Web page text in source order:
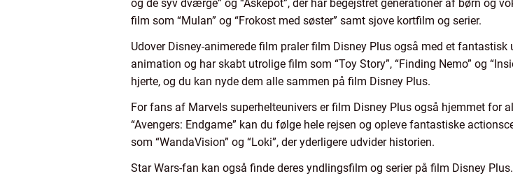
og de syv dværge” og “Askepot”, der har begejstret generationer af børn og
film som “Mulan” og “Frokost med søster” samt sjove kortfilm og serier.
Udover Disney-animerede film praler film Disney Plus også med et
animation og har skabt utrolige film som “Toy Story”, “Finding Nemo” og
hjerte, og du kan nyde dem alle sammen på film Disney Plus.
For fans af Marvels superhelteunivers er film Disney Plus også hjemmet for
“Avengers: Endgame” kan du følge hele rejsen og opleve fantastiske
som “WandaVision” og “Loki”, der yderligere udvider historien.
Star Wars-fan kan også finde deres yndlingsfilm og serier på film Disney